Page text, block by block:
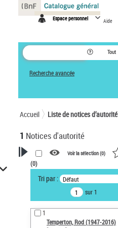
Espace personnel Aide
Tout
Recherche avancée
Accueil Liste de notices d’autorité
1 Notices d'autorité
VOTRE RECHERCHE
Recherche avancée dans les
notices d’autorité
Œuvres liées à l'auteur :
Temperton, Rod (1947-2016)
Voir la sélection (0)
(0)
Tri par : Défaut
sur 1
1
Temperton, Rod (1947-2016)
Panneau de gestion des cookies